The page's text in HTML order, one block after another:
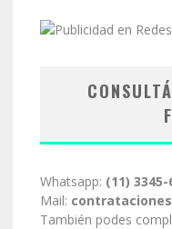
Whatsapp: (11) 3345-
Mail:
También podes